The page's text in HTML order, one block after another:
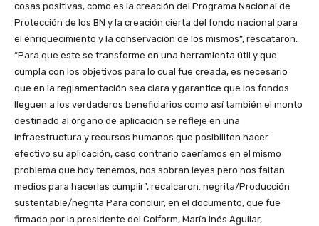
cosas positivas, como es la creación del Programa Nacional de
Protección de los BN y la creación cierta del fondo nacional para
el enriquecimiento y la conservación de los mismos”, rescataron.
“Para que este se transforme en una herramienta útil y que
cumpla con los objetivos para lo cual fue creada, es necesario
que en la reglamentación sea clara y garantice que los fondos
lleguen a los verdaderos beneficiarios como así también el monto
destinado al órgano de aplicación se refleje en una
infraestructura y recursos humanos que posibiliten hacer
efectivo su aplicación, caso contrario caeríamos en el mismo
problema que hoy tenemos, nos sobran leyes pero nos faltan
medios para hacerlas cumplir”, recalcaron. negrita/Producción
sustentable/negrita Para concluir, en el documento, que fue
firmado por la presidente del Coiform, María Inés Aguilar,